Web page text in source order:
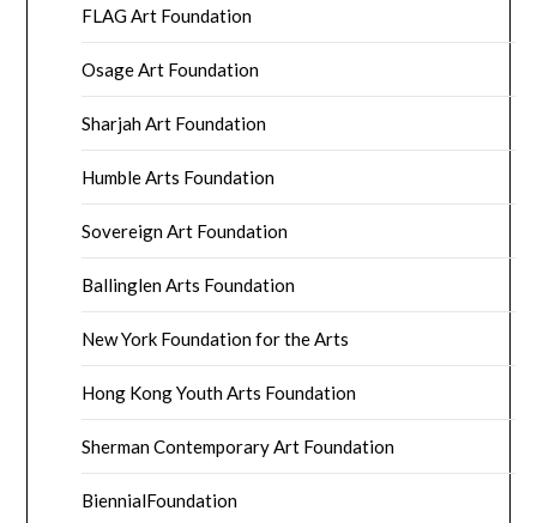
FLAG Art Foundation
Osage Art Foundation
Sharjah Art Foundation
Humble Arts Foundation
Sovereign Art Foundation
Ballinglen Arts Foundation
New York Foundation for the Arts
Hong Kong Youth Arts Foundation
Sherman Contemporary Art Foundation
BiennialFoundation